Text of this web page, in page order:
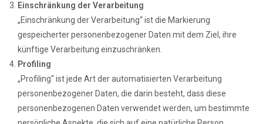
Einschränkung der Verarbeitung
„Einschränkung der Verarbeitung“ ist die Markierung
gespeicherter personenbezogener Daten mit dem Ziel, ihre
künftige Verarbeitung einzuschränken.
Profiling
„Profiling“ ist jede Art der automatisierten Verarbeitung
personenbezogener Daten, die darin besteht, dass diese
personenbezogenen Daten verwendet werden, um bestimmte